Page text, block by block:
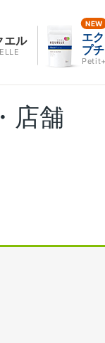
エル
エ
プ
Petit+
店舗